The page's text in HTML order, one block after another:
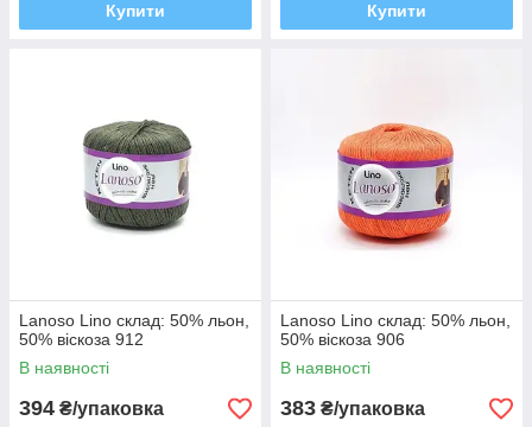
Купити Купити
Lanoso Lino склад: 50% льон,
50% віскоза 912
В наявності
394 ₴/упаковка
Lanoso Lino склад: 50% льон,
50% віскоза 906
В наявності
383 ₴/упаковка